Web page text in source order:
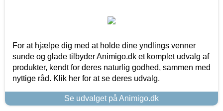
For at hjælpe dig med at holde dine yndlings venner
sunde og glade tilbyder Animigo.dk et komplet udvalg af
produkter, kendt for deres naturlig godhed, sammen med
nyttige råd. Klik her for at se deres udvalg.
Se udvalget på Animigo.dk